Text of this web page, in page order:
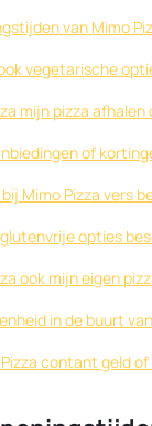
van Mimo
vegetarische
mijn pizza
of
Mimo Pizza vers
opties
ook mijn eigen
in de buurt
contant geld